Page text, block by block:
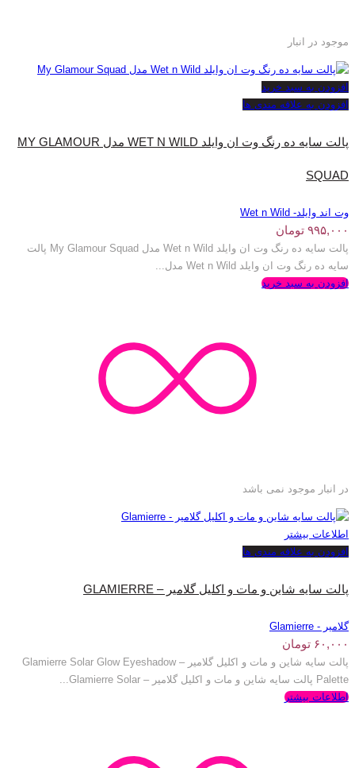
موجود در انبار
افزودن به سبد خرید
افزودن به علاقه مندی ها
پالت سایه ده رنگ وت ان وایلد WET N WILD مدل MY GLAMOUR
SQUAD
وت اند وایلد- Wet n Wild
۹۹۵,۰۰۰ تومان
پالت سایه ده رنگ وت ان وایلد Wet n Wild مدل My Glamour Squad پالت
سایه ده رنگ وت ان وایلد Wet n Wild مدل...
افزودن به سبد خرید
در انبار موجود نمی باشد
اطلاعات بیشتر
افزودن به علاقه مندی ها
پالت سایه شاین و مات و اکلیل گلامیر – GLAMIERRE
گلامیر - Glamierre
۶۰,۰۰۰ تومان
پالت سایه شاین و مات و اکلیل گلامیر – Glamierre Solar Glow Eyeshadow
Palette پالت سایه شاین و مات و اکلیل گلامیر – Glamierre Solar...
اطلاعات بیشتر